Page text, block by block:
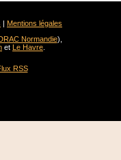
| Mentions légales
Normandie),
et Le Havre